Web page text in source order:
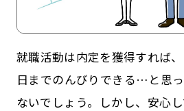
記事一覧
運
就職活動は内定を獲得すれば
日までのんびりできる…と思
ないでしょう。しかし、安心